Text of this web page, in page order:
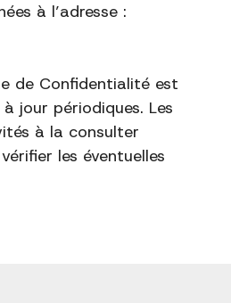
à l’adresse :
de Confidentialité est
jour périodiques. Les
à la consulter
les éventuelles